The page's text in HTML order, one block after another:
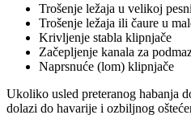
Trošenje ležaja u velikoj
Trošenje ležaja ili čaure u
Krivljenje stabla klipnjače
Začepljenje kanala za
Naprsnuće (lom) klipnjače
Ukoliko usled preteranog habanja
dolazi do havarije i ozbiljnog